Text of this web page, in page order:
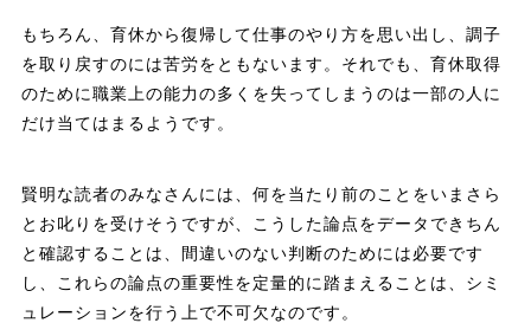
もちろん、育休から復帰して仕事のやり方を思い出し、調子
を取り戻すのには苦労をともないます。それでも、育休取得
のために職業上の能力の多くを失ってしまうのは一部の人に
だけ当てはまるようです。
賢明な読者のみなさんには、何を当たり前のことをいまさら
とお叱りを受けそうですが、こうした論点をデータできちん
と確認することは、間違いのない判断のためには必要です
し、これらの論点の重要性を定量的に踏まえることは、シミ
ュレーションを行う上で不可欠なのです。